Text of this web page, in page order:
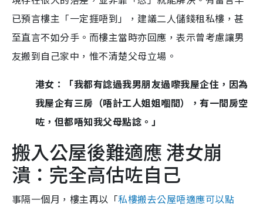
已預言樓主「一定捱唔到」，建議二人儲錢租私樓，甚
至直言不如分手。而樓主當時亦回應，表示曾考慮讓男
友搬到自己家中，惟不清楚父母立場。
港女：「我都有諗過我男朋友過嚟我屋企住，因為
我屋企有三房（唔計工人姐姐嗰間），有一間房空
咗，但都唔知我父母點諗。」
搬入公屋後難適應 港女崩
潰：完全高估咗自己
事隔一個月，樓主再以「私樓搬去公屋唔適應可以點